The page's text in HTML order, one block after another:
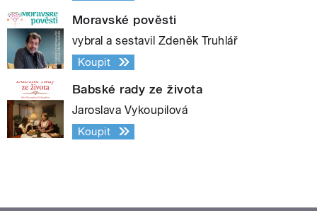
Moravské pověsti
vybral a sestavil Zdeněk Truhlář
Koupit
Babské rady ze života
Jaroslava Vykoupilová
Koupit